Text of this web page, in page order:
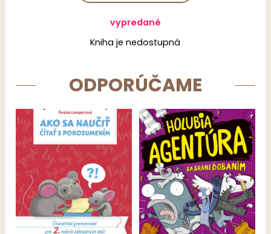
vypredané
Kniha je nedostupná
ODPORÚČAME